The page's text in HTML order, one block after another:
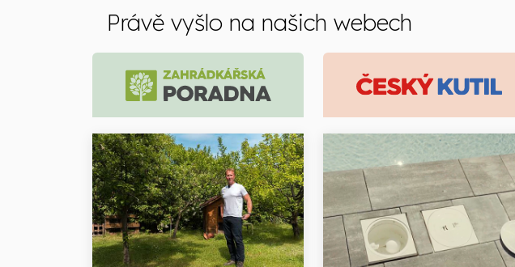
Právě vyšlo na našich webech